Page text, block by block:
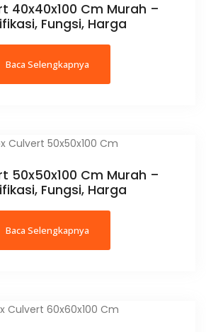
40x40x100 Cm Murah –
Fungsi, Harga
Baca Selengkapnya
50x50x100 Cm Murah –
Fungsi, Harga
Baca Selengkapnya